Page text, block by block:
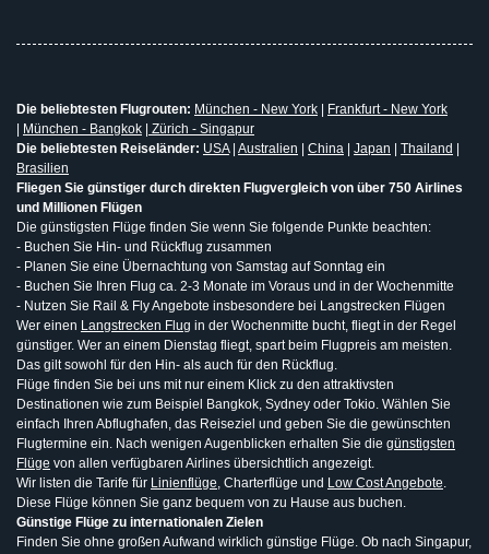
Die beliebtesten Flugrouten: München - New York
Frankfurt - New York
München - Bangkok
Zürich - Singapur
Die beliebtesten Reiseländer: USA| Australien China Japan Thailand
Brasilien
Fliegen Sie günstiger durch direkten Flugvergleich von über 750 Airlines
und Millionen Flügen
Die günstigsten Flüge finden Sie wenn Sie folgende Punkte beachten:
- Buchen Sie Hin- und Rückflug zusammen
- Planen Sie eine Übernachtung von Samstag auf Sonntag ein
- Buchen Sie Ihren Flug ca. 2-3 Monate im Voraus und in der Wochenmitte
- Nutzen Sie Rail & Fly Angebote insbesondere bei Langstrecken Flügen
Wer einen Langstrecken Flug in der Wochenmitte bucht, fliegt in der Regel
günstiger. Wer an einem Dienstag fliegt, spart beim Flugpreis am meisten.
Das gilt sowohl für den Hin- als auch für den Rückflug.
Flüge finden Sie bei uns mit nur einem Klick zu den attraktivsten
Destinationen wie zum Beispiel Bangkok, Sydney oder Tokio. Wählen Sie
einfach Ihren Abflughafen, das Reiseziel und geben Sie die gewünschten
Flugtermine ein. Nach wenigen Augenblicken erhalten Sie die günstigsten
Flüge von allen verfügbaren Airlines übersichtlich angezeigt.
Wir listen die Tarife für Linienflüge, Charterflüge und Low Cost Angebote.
Diese Flüge können Sie ganz bequem von zu Hause aus buchen.
Günstige Flüge zu internationalen Zielen
Finden Sie ohne großen Aufwand wirklich günstige Flüge. Ob nach Singapur,